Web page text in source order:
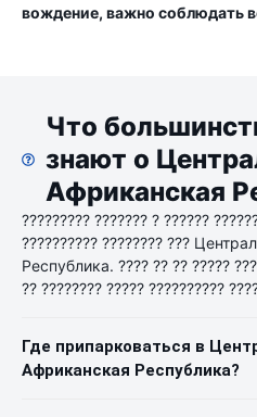
вождение, важно соблюдать
Что
знают о
Африканская
????????? ??????? ? ??????
?????????? ???????? ???
Республика. ???? ?? ?? ?????
?? ???????? ????? ??????????
Где припарковаться в
Африканская Республика?